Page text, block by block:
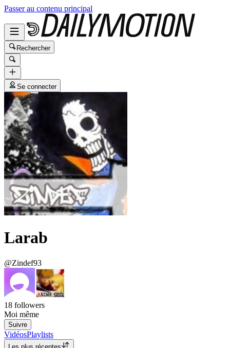
Passer au contenu principal
Rechercher
Se connecter
Larab
@Zindef93
18 followers
Moi même
Suivre
VidéosPlaylists